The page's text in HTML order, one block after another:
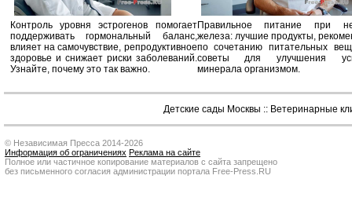
Контроль уровня эстрогенов помогает
поддерживать гормональный баланс,
влияет на самочувствие, репродуктивное
здоровье и снижает риски заболеваний.
Узнайте, почему это так важно.
Правильное питание при
железа: лучшие продукты,
по сочетанию питательных
советы для улучшения
минерала организмом.
Детские сады Москвы :: Ветеринарные
© Независимая Пресса 2014-2026
Информация об ограничениях Реклама на сайте
Полное или частичное копирование материалов с сайта запрещено
без письменного согласия администрации портала Free-Press.RU